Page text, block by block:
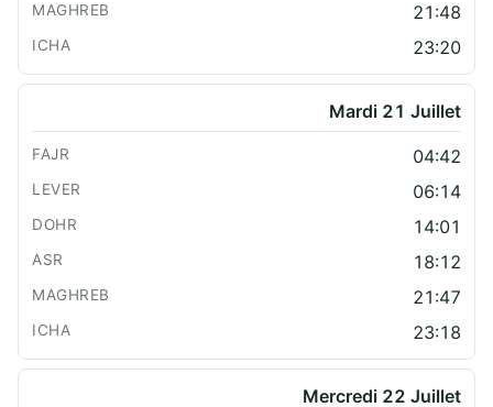
21:48
23:20
Mardi 21 Juillet
04:42
06:14
14:01
18:12
21:47
23:18
Mercredi 22 Juillet